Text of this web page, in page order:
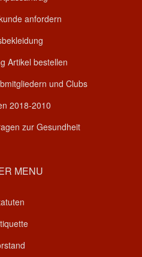
anfordern
Artikel bestellen
und Clubs
2018-2010
zur Gesundheit
MENU